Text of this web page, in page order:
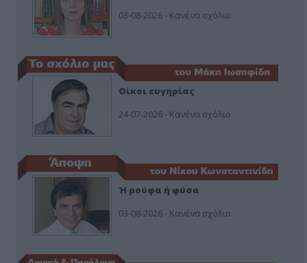
03-08-2026 - Κανένα σχόλιο
Οίκοι ευγηρίας
24-07-2026 - Κανένα σχόλιο
Ή ρούφα ή φύσα
03-08-2026 - Κανένα σχόλιο